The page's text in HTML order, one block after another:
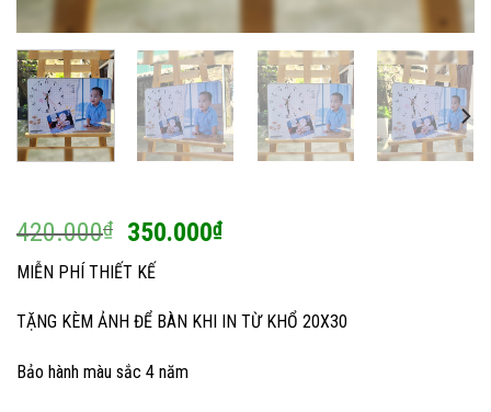
420.000₫
Giá
gốc
là:
420.000₫.
350.000₫Giá
là:
350.000₫.
MIỄN PHÍ THIẾT KẾ
TẶNG KÈM ẢNH ĐỂ BÀN KHI IN TỪ KHỔ 20X30
Bảo hành màu sắc 4 năm